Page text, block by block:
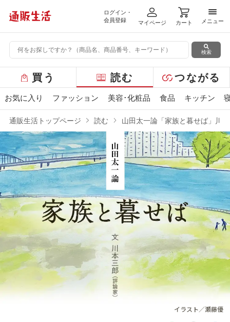
ログイン・
会員登録
マイページ カート
メニ
メニュー
検索
ー
バ
ニ
ュ
ー
買う 読む つながる
お気に入り ファッション 美容･化粧品 食品 キッチン
通販生活トップページ 読む 山田太一論「家族と暮せば」川
イラスト／瀬藤優